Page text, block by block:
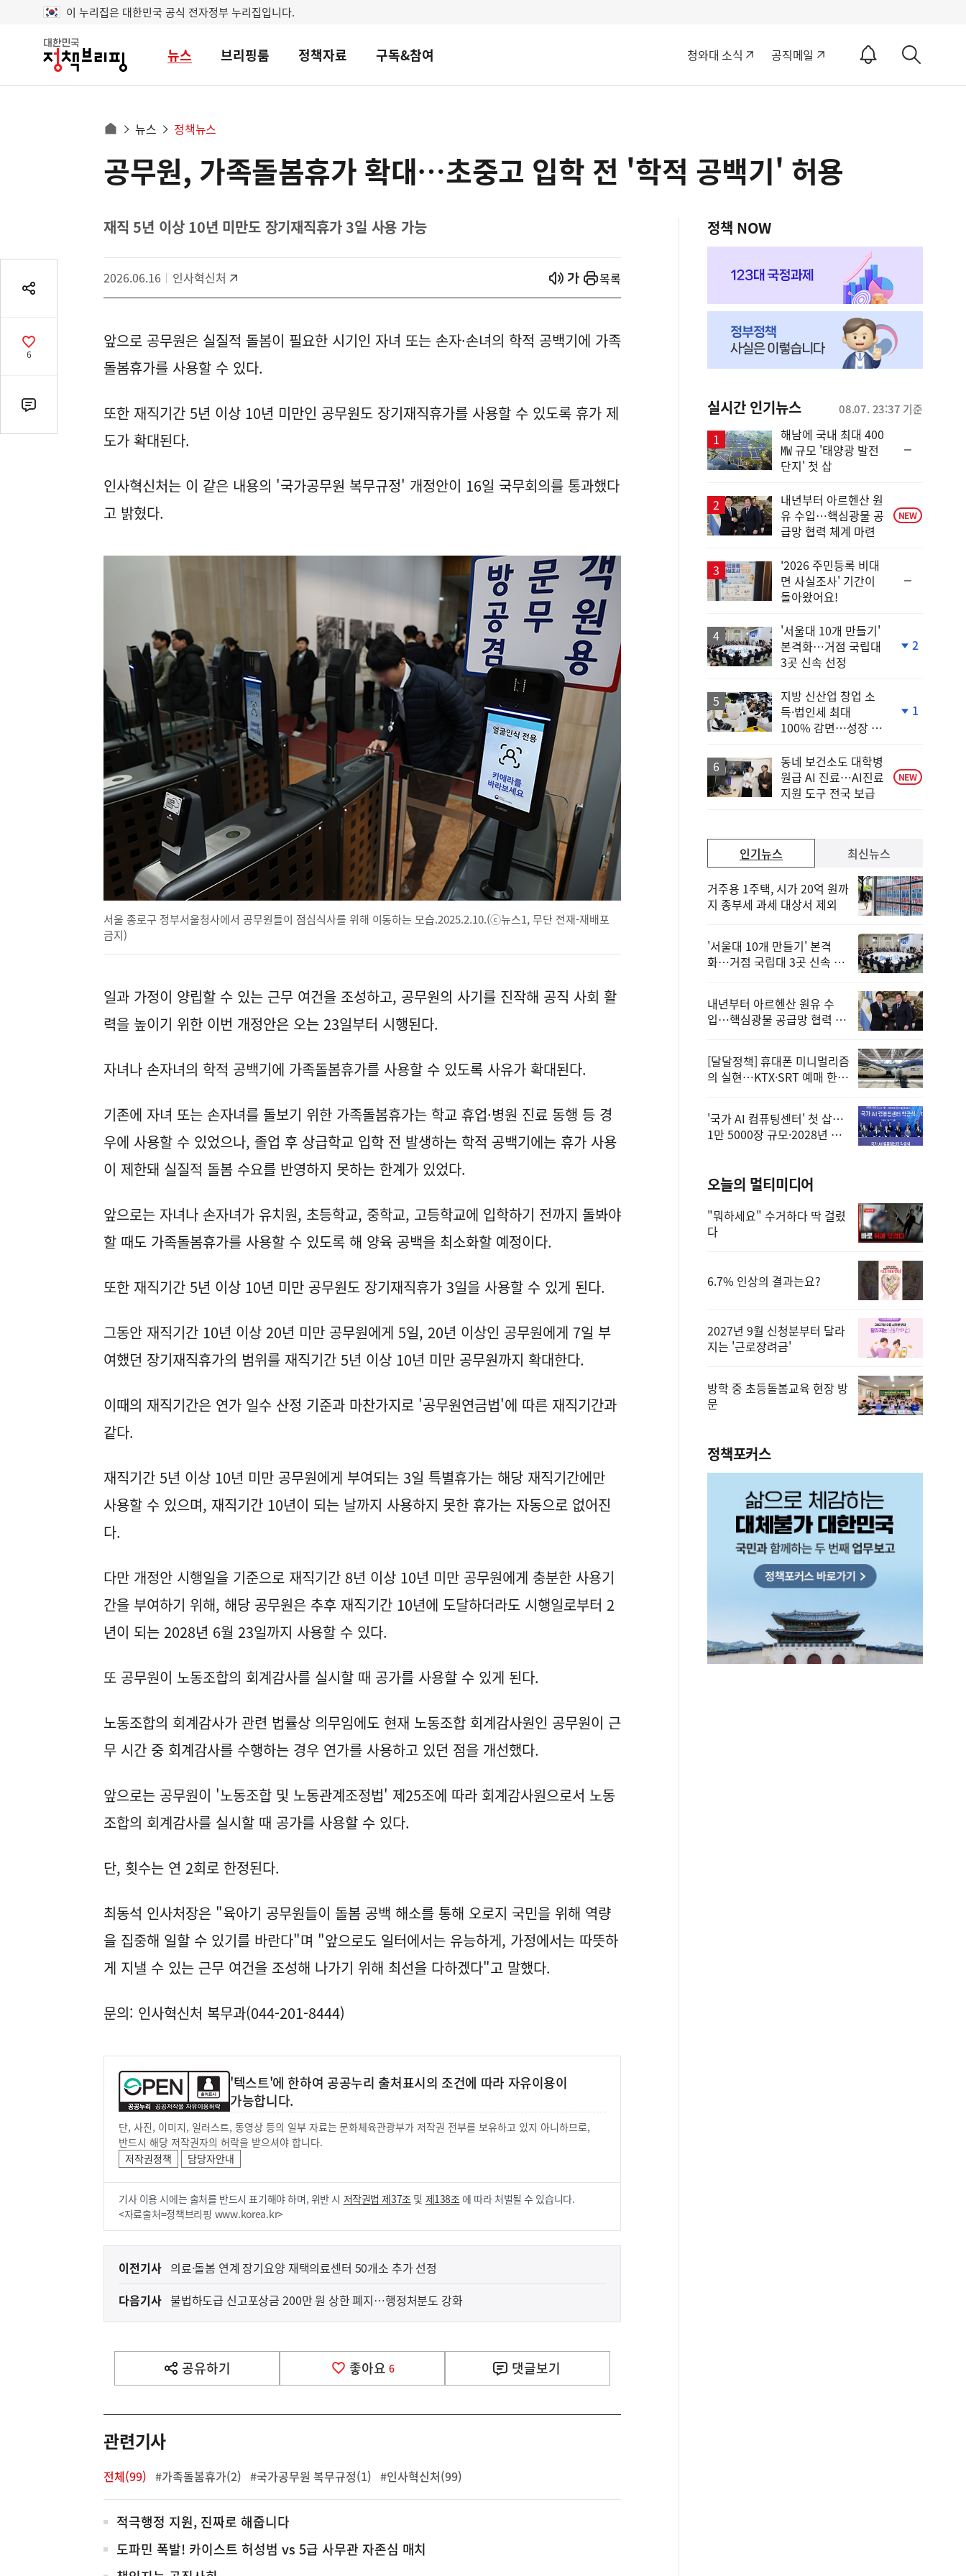
이 누리집은 대한민국 공식 전자정부 누리집입니다.
대
민
뉴스 브리핑룸 정책자료 구독&참여 청와대 소식 공직메일
알
ON
세
로
으
로
뉴스 정책뉴스
공
기
공
감
6
댓
글
공무원, 가족돌봄휴가 확대…초중고 입학 전 '학적 공백기' 허용
재직 5년 이상 10년 미만도 장기재직휴가 3일 사용 가능
2026.06.16 인사혁신처 열기열기 목록
앞으로 공무원은 실질적 돌봄이 필요한 시기인 자녀 또는 손자·손녀의 학적 공백기에 가족
돌봄휴가를 사용할 수 있다.
또한 재직기간 5년 이상 10년 미만인 공무원도 장기재직휴가를 사용할 수 있도록 휴가 제
도가 확대된다.
인사혁신처는 이 같은 내용의 '국가공무원 복무규정' 개정안이 16일 국무회의를 통과했다
고 밝혔다.
서울 종로구 정부서울청사에서 공무원들이 점심식사를 위해 이동하는 모습.2025.2.10.(ⓒ뉴스1, 무단 전재-재배포
금지)
일과 가정이 양립할 수 있는 근무 여건을 조성하고, 공무원의 사기를 진작해 공직 사회 활
력을 높이기 위한 이번 개정안은 오는 23일부터 시행된다.
자녀나 손자녀의 학적 공백기에 가족돌봄휴가를 사용할 수 있도록 사유가 확대된다.
기존에 자녀 또는 손자녀를 돌보기 위한 가족돌봄휴가는 학교 휴업·병원 진료 동행 등 경
우에 사용할 수 있었으나, 졸업 후 상급학교 입학 전 발생하는 학적 공백기에는 휴가 사용
이 제한돼 실질적 돌봄 수요를 반영하지 못하는 한계가 있었다.
앞으로는 자녀나 손자녀가 유치원, 초등학교, 중학교, 고등학교에 입학하기 전까지 돌봐야
할 때도 가족돌봄휴가를 사용할 수 있도록 해 양육 공백을 최소화할 예정이다.
또한 재직기간 5년 이상 10년 미만 공무원도 장기재직휴가 3일을 사용할 수 있게 된다.
그동안 재직기간 10년 이상 20년 미만 공무원에게 5일, 20년 이상인 공무원에게 7일 부
여했던 장기재직휴가의 범위를 재직기간 5년 이상 10년 미만 공무원까지 확대한다.
이때의 재직기간은 연가 일수 산정 기준과 마찬가지로 '공무원연금법'에 따른 재직기간과
같다.
재직기간 5년 이상 10년 미만 공무원에게 부여되는 3일 특별휴가는 해당 재직기간에만
사용할 수 있으며, 재직기간 10년이 되는 날까지 사용하지 못한 휴가는 자동으로 없어진
다.
다만 개정안 시행일을 기준으로 재직기간 8년 이상 10년 미만 공무원에게 충분한 사용기
간을 부여하기 위해, 해당 공무원은 추후 재직기간 10년에 도달하더라도 시행일로부터 2
년이 되는 2028년 6월 23일까지 사용할 수 있다.
또 공무원이 노동조합의 회계감사를 실시할 때 공가를 사용할 수 있게 된다.
노동조합의 회계감사가 관련 법률상 의무임에도 현재 노동조합 회계감사원인 공무원이 근
무 시간 중 회계감사를 수행하는 경우 연가를 사용하고 있던 점을 개선했다.
앞으로는 공무원이 '노동조합 및 노동관계조정법' 제25조에 따라 회계감사원으로서 노동
조합의 회계감사를 실시할 때 공가를 사용할 수 있다.
단, 횟수는 연 2회로 한정된다.
최동석 인사처장은 "육아기 공무원들이 돌봄 공백 해소를 통해 오로지 국민을 위해 역량
을 집중해 일할 수 있기를 바란다"며 "앞으로도 일터에서는 유능하게, 가정에서는 따뜻하
게 지낼 수 있는 근무 여건을 조성해 나가기 위해 최선을 다하겠다"고 말했다.
문의: 인사혁신처 복무과(044-201-8444)
'텍스트'에 한하여 공공누리 출처표시의 조건에 따라 자유이용이
가능합니다.
단, 사진, 이미지, 일러스트, 동영상 등의 일부 자료는 문화체육관광부가 저작권 전부를 보유하고 있지 아니하므로,
반드시 해당 저작권자의 허락을 받으셔야 합니다.
저작권정책
담당자안내
기사 이용 시에는 출처를 반드시 표기해야 하며, 위반 시 저작권법 제37조및 제138조에 따라 처벌될 수 있습니다.
<자료출처=정책브리핑 www.korea.kr>
이
다
음
기
영
역
이전기사 의료·돌봄 연계 장기요양 재택의료센터 50개소 추가 선정
다음기사 불법하도급 신고포상금 200만 원 상한 폐지…행정처분도 강화
공유하기
열
기
좋아요 6 댓글보기
관련기사
전체(99) #가족돌봄휴가(2) #국가공무원 복무규정(1) #인사혁신처(99)
전
체
적극행정 지원, 진짜로 해줍니다
도파민 폭발! 카이스트 허성범 vs 5급 사무관 자존심 매치
정책 NOW
실시간 인기뉴스 08.07. 23:37 기준
해남에 국내 최대 400
㎿ 규모 '태양광 발전
단지' 첫 삽
내년부터 아르헨산 원
유 수입…핵심광물 공
급망 협력 체계 마련
NEW
'2026 주민등록 비대
면 사실조사' 기간이
돌아왔어요!
'서울대 10개 만들기'
본격화…거점 국립대
3곳 신속 선정
2
지방 신산업 창업 소
득·법인세 최대
100% 감면…성장 지
1
동네 보건소도 대학병
원급 AI 진료…AI진료
지원 도구 전국 보급
NEW
인기뉴스
거주용 1주택, 시가 20억 원까
지 종부세 과세 대상서 제외
'서울대 10개 만들기' 본격
화…거점 국립대 3곳 신속 선
내년부터 아르헨산 원유 수
입…핵심광물 공급망 협력 체
[달달정책] 휴대폰 미니멀리즘
의 실현…KTX·SRT 예매 한
'국가 AI 컴퓨팅센터' 첫 삽…
1만 5000장 규모·2028년 완
최신뉴스
오늘의 멀티미디어
"뭐하세요" 수거하다 딱 걸렸
다
6.7% 인상의 결과는요?
2027년 9월 신청분부터 달라
지는 '근로장려금'
방학 중 초등돌봄교육 현장 방
문
정책포커스